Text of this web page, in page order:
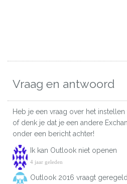
Vraag en antwoord
Heb je een vraag over het
of denk je dat je een andere
onder een bericht achter!
Ik kan Outlook niet openen
4 jaar geleden
Outlook 2016 vraagt